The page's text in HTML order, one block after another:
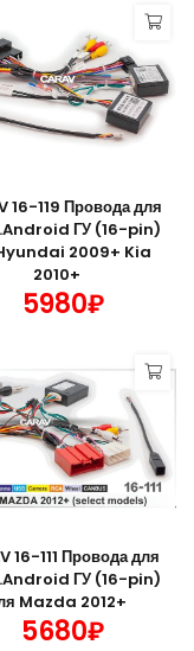
16-119 Провода для
ГУ (16-pin)
2009+ Kia
2010+
5980₽
16-111 Провода для
ГУ (16-pin)
Mazda 2012+
5680₽